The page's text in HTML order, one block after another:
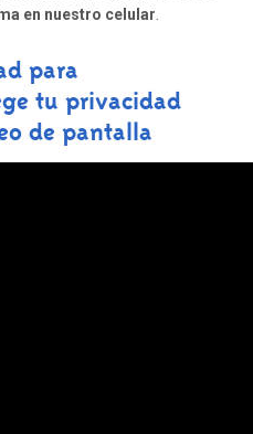
en nuestro celular
para
tu privacidad
de pantalla